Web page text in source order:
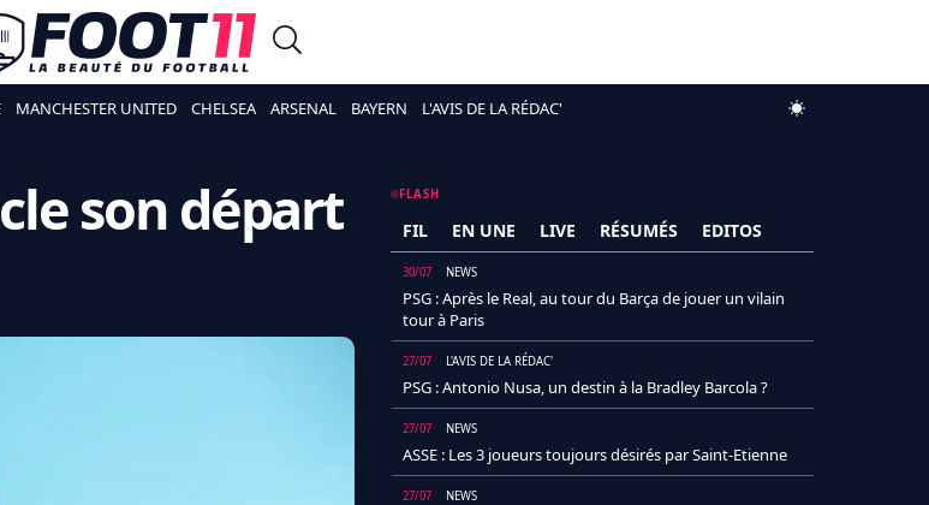
MANCHESTER UNITED CHELSEA ARSENAL BAYERN L'AVIS DE LA RÉDAC'
son départ
FLASH
FIL EN UNE LIVE RÉSUMÉS EDITOS
30/07 NEWS
PSG : Après le Real, au tour du Barça de jouer un vilain
tour à Paris
27/07 L'AVIS DE LA RÉDAC'
PSG : Antonio Nusa, un destin à la Bradley Barcola ?
27/07 NEWS
ASSE : Les 3 joueurs toujours désirés par Saint-Etienne
27/07 NEWS